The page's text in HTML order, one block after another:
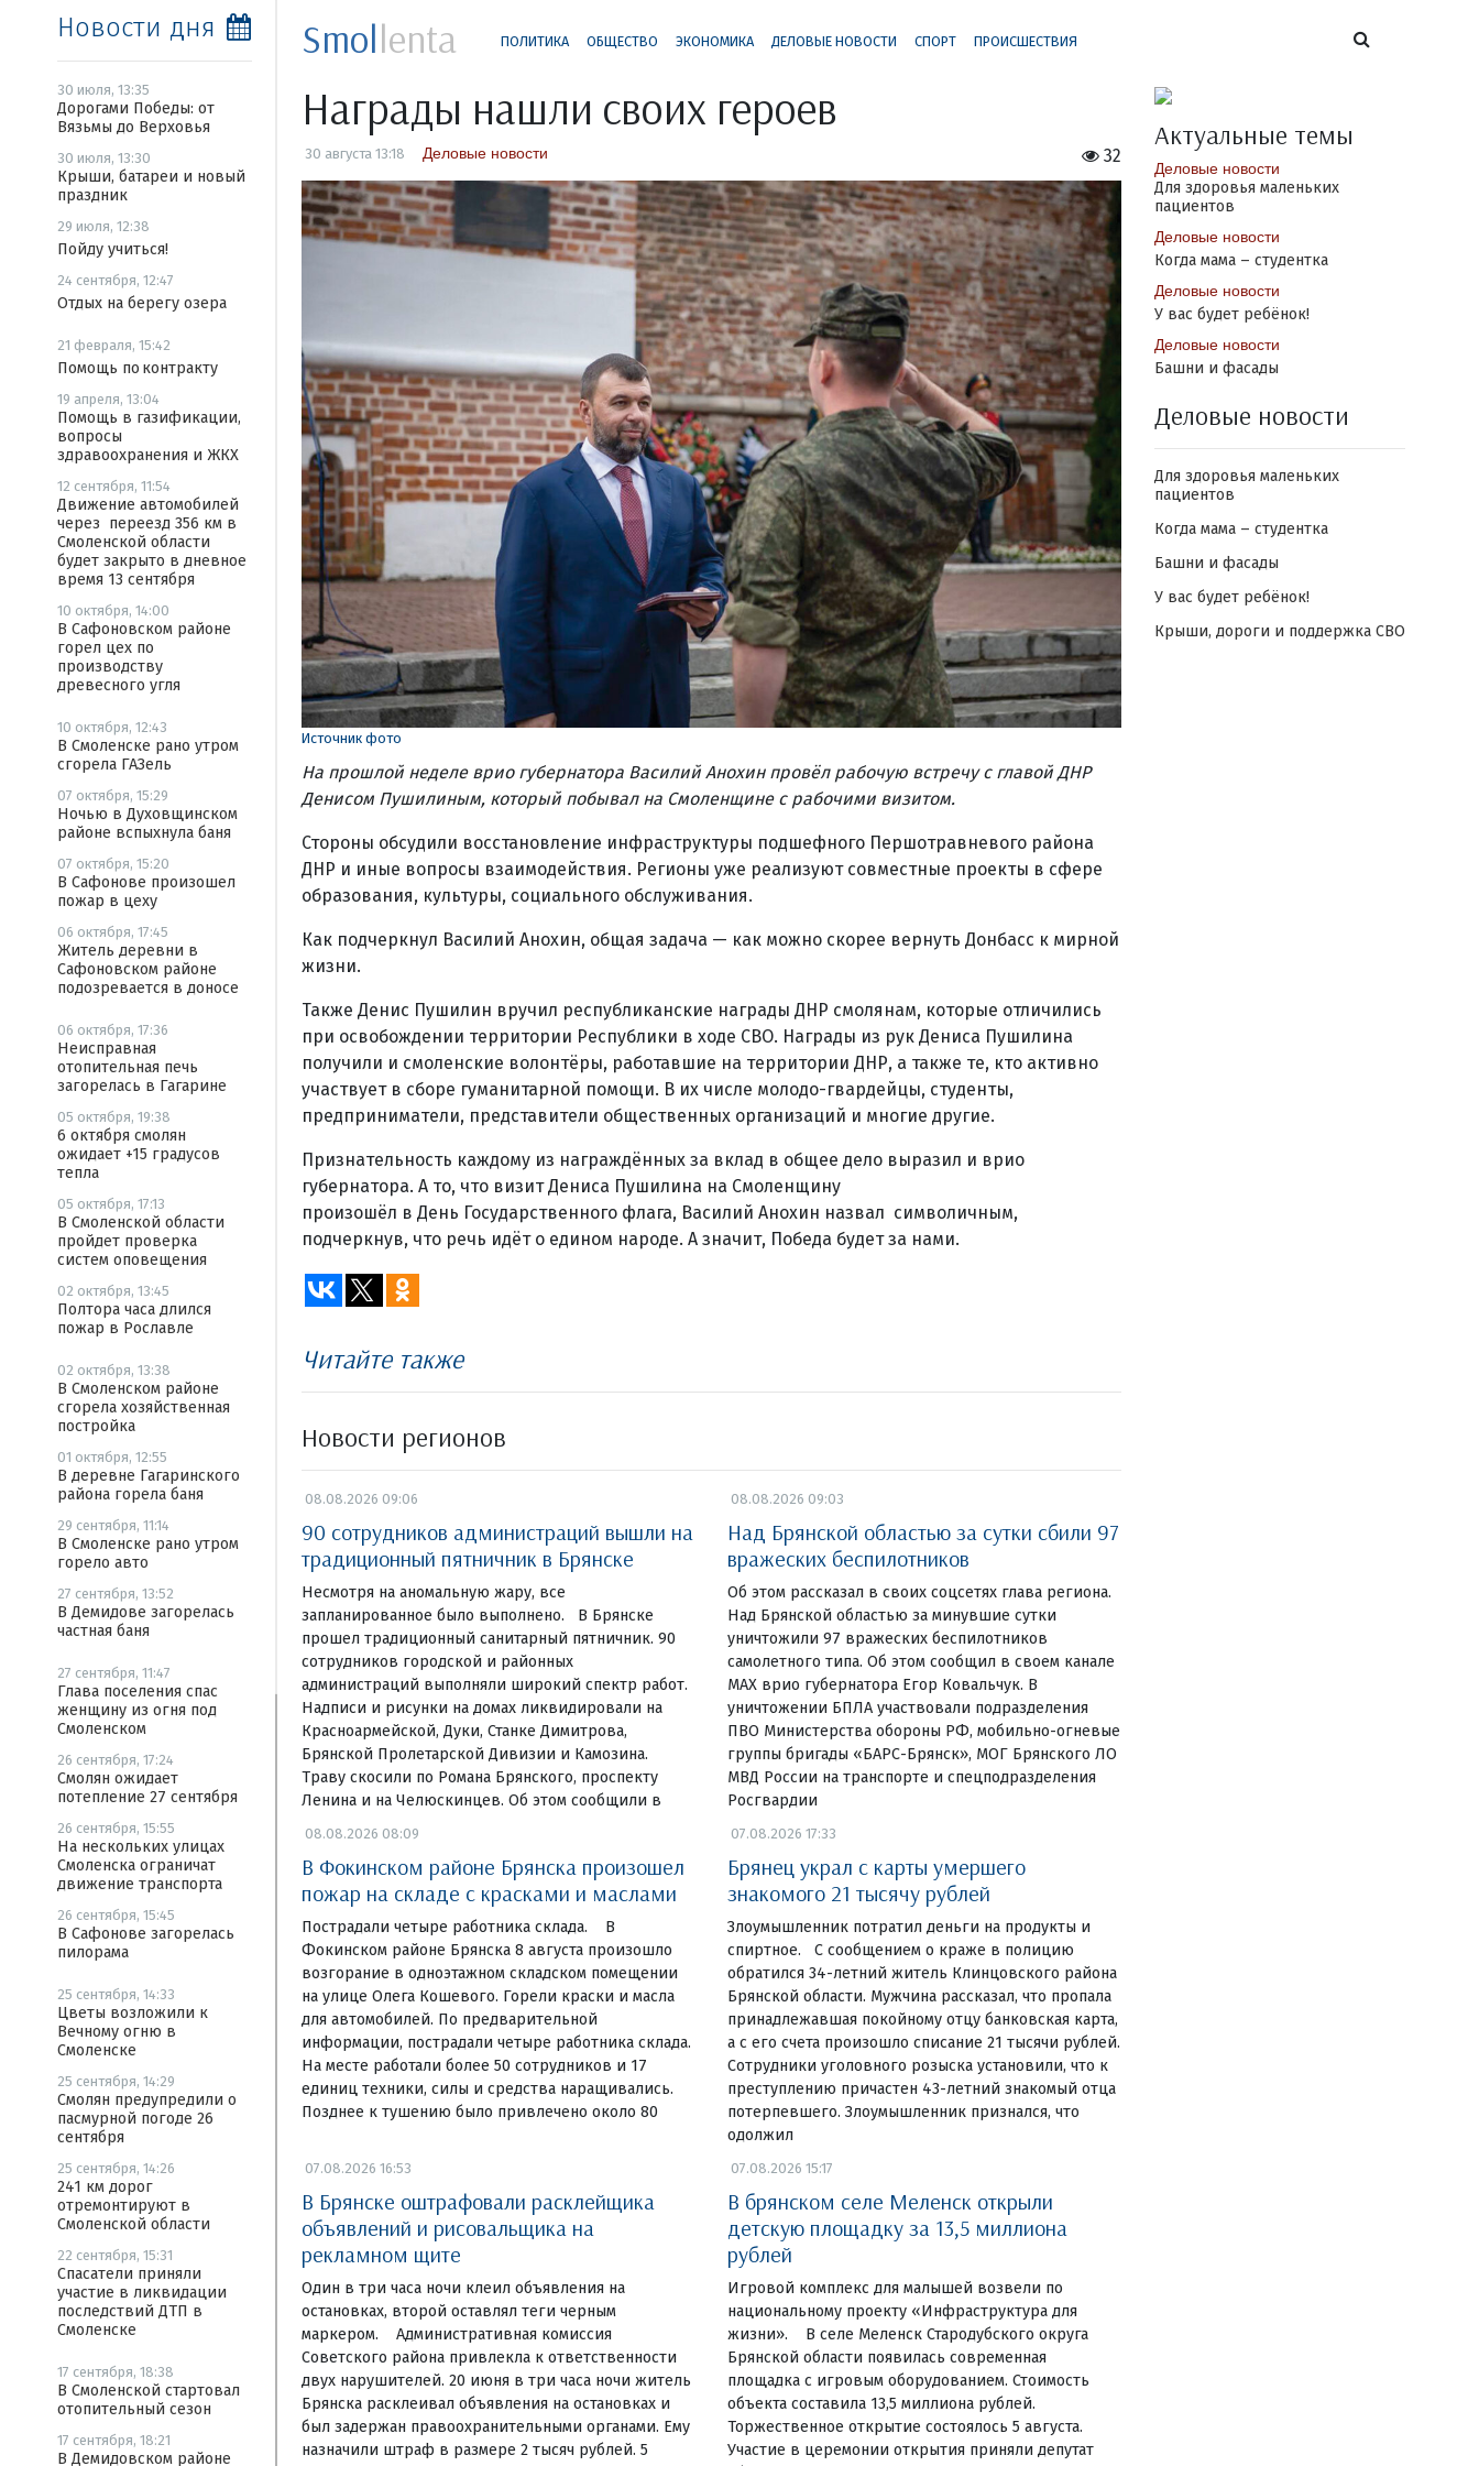
Новости дня
30 июля, 13:35
Дорогами Победы: от
Вязьмы до Верховья
30 июля, 13:30
Крыши, батареи и новый
праздник
29 июля, 12:38
Пойду учиться!
24 сентября, 12:47
Отдых на берегу озера
21 февраля, 15:42
Помощь по контракту
19 апреля, 13:04
Помощь в газификации,
вопросы
здравоохранения и ЖКХ
12 сентября, 11:54
Движение автомобилей
через переезд 356 км в
Смоленской области
будет закрыто в дневное
время 13 сентября
10 октября, 14:00
В Сафоновском районе
горел цех по
производству
древесного угля
10 октября, 12:43
В Смоленске рано утром
сгорела ГАЗель
07 октября, 15:29
Ночью в Духовщинском
районе вспыхнула баня
07 октября, 15:20
В Сафонове произошел
пожар в цеху
06 октября, 17:45
Житель деревни в
Сафоновском районе
подозревается в доносе
06 октября, 17:36
Неисправная
отопительная печь
загорелась в Гагарине
05 октября, 19:38
6 октября смолян
ожидает +15 градусов
тепла
05 октября, 17:13
В Смоленской области
пройдет проверка
систем оповещения
02 октября, 13:45
Полтора часа длился
пожар в Рославле
02 октября, 13:38
В Смоленском районе
сгорела хозяйственная
постройка
01 октября, 12:55
В деревне Гагаринского
района горела баня
29 сентября, 11:14
В Смоленске рано утром
горело авто
27 сентября, 13:52
В Демидове загорелась
частная баня
27 сентября, 11:47
Глава поселения спас
женщину из огня под
Смоленском
26 сентября, 17:24
Смолян ожидает
потепление 27 сентября
26 сентября, 15:55
На нескольких улицах
Смоленска ограничат
движение транспорта
26 сентября, 15:45
В Сафонове загорелась
пилорама
25 сентября, 14:33
Цветы возложили к
Вечному огню в
Смоленске
25 сентября, 14:29
Смолян предупредили о
пасмурной погоде 26
сентября
25 сентября, 14:26
241 км дорог
отремонтируют в
Смоленской области
22 сентября, 15:31
Спасатели приняли
участие в ликвидации
последствий ДТП в
Смоленске
17 сентября, 18:38
В Смоленской стартовал
отопительный сезон
17 сентября, 18:21
В Демидовском районе
Smollenta ПОЛИТИКА ОБЩЕСТВО ЭКОНОМИКА ДЕЛОВЫЕ НОВОСТИ СПОРТ ПРОИСШЕСТВИЯ
Награды нашли своих героев
32
30 августа 13:18 Деловые новости
Источник фото
На прошлой неделе врио губернатора Василий Анохин провёл рабочую встречу с главой ДНР
Денисом Пушилиным, который побывал на Смоленщине с рабочими визитом.
Стороны обсудили восстановление инфраструктуры подшефного Першотравневого района
ДНР и иные вопросы взаимодействия. Регионы уже реализуют совместные проекты в сфере
образования, культуры, социального обслуживания.
Как подчеркнул Василий Анохин, общая задача — как можно скорее вернуть Донбасс к мирной
жизни.
Также Денис Пушилин вручил республиканские награды ДНР смолянам, которые отличились
при освобождении территории Республики в ходе СВО. Награды из рук Дениса Пушилина
получили и смоленские волонтёры, работавшие на территории ДНР, а также те, кто активно
участвует в сборе гуманитарной помощи. В их числе молодо-гвардейцы, студенты,
предприниматели, представители общественных организаций и многие другие.
Признательность каждому из награждённых за вклад в общее дело выразил и врио
губернатора. А то, что визит Дениса Пушилина на Смоленщину
произошёл в День Государственного флага, Василий Анохин назвал символичным,
подчеркнув, что речь идёт о едином народе. А значит, Победа будет за нами.
Читайте также
Новости регионов
08.08.2026 09:06
90 сотрудников администраций вышли на
традиционный пятничник в Брянске
Несмотря на аномальную жару, все
запланированное было выполнено. В Брянске
прошел традиционный санитарный пятничник. 90
сотрудников городской и районных
администраций выполняли широкий спектр работ.
Надписи и рисунки на домах ликвидировали на
Красноармейской, Дуки, Станке Димитрова,
Брянской Пролетарской Дивизии и Камозина.
Траву скосили по Романа Брянского, проспекту
Ленина и на Челюскинцев. Об этом сообщили в
08.08.2026 09:03
Над Брянской областью за сутки сбили 97
вражеских беспилотников
Об этом рассказал в своих соцсетях глава региона.
Над Брянской областью за минувшие сутки
уничтожили 97 вражеских беспилотников
самолетного типа. Об этом сообщил в своем канале
МАХ врио губернатора Егор Ковальчук. В
уничтожении БПЛА участвовали подразделения
ПВО Министерства обороны РФ, мобильно-огневые
группы бригады «БАРС-Брянск», МОГ Брянского ЛО
МВД России на транспорте и спецподразделения
Росгвардии
08.08.2026 08:09
В Фокинском районе Брянска произошел
пожар на складе с красками и маслами
Пострадали четыре работника склада. В
Фокинском районе Брянска 8 августа произошло
возгорание в одноэтажном складском помещении
на улице Олега Кошевого. Горели краски и масла
для автомобилей. По предварительной
информации, пострадали четыре работника склада.
На месте работали более 50 сотрудников и 17
единиц техники, силы и средства наращивались.
Позднее к тушению было привлечено около 80
07.08.2026 17:33
Брянец украл с карты умершего
знакомого 21 тысячу рублей
Злоумышленник потратил деньги на продукты и
спиртное. С сообщением о краже в полицию
обратился 34-летний житель Клинцовского района
Брянской области. Мужчина рассказал, что пропала
принадлежавшая покойному отцу банковская карта,
а с его счета произошло списание 21 тысячи рублей.
Сотрудники уголовного розыска установили, что к
преступлению причастен 43-летний знакомый отца
потерпевшего. Злоумышленник признался, что
одолжил
07.08.2026 16:53
В Брянске оштрафовали расклейщика
объявлений и рисовальщика на
рекламном щите
Один в три часа ночи клеил объявления на
остановках, второй оставлял теги черным
маркером. Административная комиссия
Советского района привлекла к ответственности
двух нарушителей. 20 июня в три часа ночи житель
Брянска расклеивал объявления на остановках и
был задержан правоохранительными органами. Ему
назначили штраф в размере 2 тысяч рублей. 5
07.08.2026 15:17
В брянском селе Меленск открыли
детскую площадку за 13,5 миллиона
рублей
Игровой комплекс для малышей возвели по
национальному проекту «Инфраструктура для
жизни». В селе Меленск Стародубского округа
Брянской области появилась современная
площадка с игровым оборудованием. Стоимость
объекта составила 13,5 миллиона рублей.
Торжественное открытие состоялось 5 августа.
Участие в церемонии открытия приняли депутат
Актуальные темы
Деловые новости
Для здоровья маленьких
пациентов
Деловые новости
Когда мама – студентка
Деловые новости
У вас будет ребёнок!
Деловые новости
Башни и фасады
Деловые новости
Для здоровья маленьких
пациентов
Когда мама – студентка
Башни и фасады
У вас будет ребёнок!
Крыши, дороги и поддержка СВО